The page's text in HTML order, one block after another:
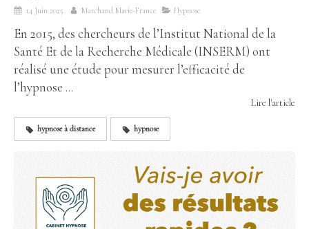
14 Juin 2025 Marchand Marie-France Hypnose
En 2015, des chercheurs de l’Institut National de la
Santé Et de la Recherche Médicale (INSERM) ont
réalisé une étude pour mesurer l’efficacité de
l’hypnose ...
Lire l'article
hypnose à distance hypnose